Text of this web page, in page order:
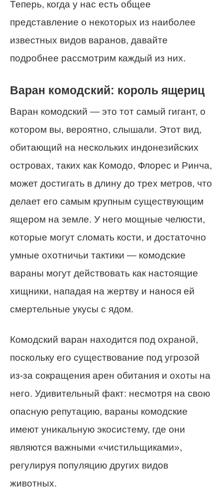
Теперь, когда у нас есть общее
представление о некоторых из наиболее
известных видов варанов, давайте
подробнее рассмотрим каждый из них.
Варан комодский: король ящериц
Варан комодский — это тот самый гигант, о
котором вы, вероятно, слышали. Этот вид,
обитающий на нескольких индонезийских
островах, таких как Комодо, Флорес и Ринча,
может достигать в длину до трех метров, что
делает его самым крупным существующим
ящером на земле. У него мощные челюсти,
которые могут сломать кости, и достаточно
умные охотничьи тактики — комодские
вараны могут действовать как настоящие
хищники, нападая на жертву и нанося ей
смертельные укусы с ядом.
Комодский варан находится под охраной,
поскольку его существование под угрозой
из-за сокращения арен обитания и охоты на
него. Удивительный факт: несмотря на свою
опасную репутацию, вараны комодские
имеют уникальную экосистему, где они
являются важными «чистильщиками»,
регулируя популяцию других видов
животных.